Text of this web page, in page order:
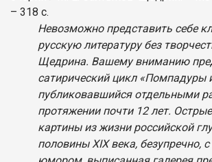
– 318 с.
Невозможно представить себе
русскую литературу без
Щедрина. Вашему вниманию
сатирический цикл «Помпадуры
публиковавшийся отдельными
протяжении почти 12 лет.
картины из жизни российской
половины XIX века, безупречно,